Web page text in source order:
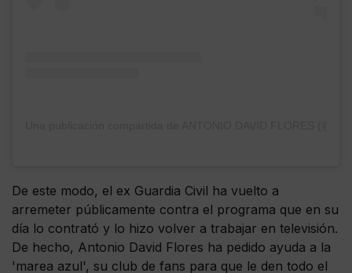
De este modo, el ex Guardia Civil ha vuelto a
arremeter públicamente contra el programa que en su
día lo contrató y lo hizo volver a trabajar en televisión.
De hecho, Antonio David Flores ha pedido ayuda a la
'marea azul', su club de fans para que le den todo el